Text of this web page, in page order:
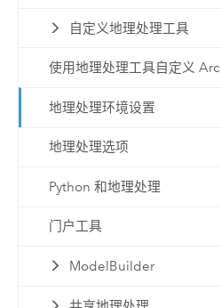
自定义地理处理工具
使用地理处理工具自定义
地理处理环境设置
地理处理选项
Python 和地理处理
门户工具
ModelBuilder